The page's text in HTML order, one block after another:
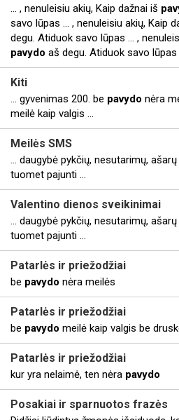
... , nenuleisiu akių, Kaip dažnai iš
savo lūpas ... , nenuleisiu akių, Kaip
degu. Atiduok savo lūpas ... ,
pavydo aš degu. Atiduok savo lūpas
Kiti
... gyvenimas 200. be pavydo nėra
meilė kaip valgis ...
Meilės SMS
... daugybė pykčių, nesutarimų, ašarų
tuomet pajunti ...
Valentino dienos sveikinimai
... daugybė pykčių, nesutarimų, ašarų
tuomet pajunti ...
Patarlės ir priežodžiai
be pavydo nėra meilės
Patarlės ir priežodžiai
be pavydo meilė kaip valgis be
Patarlės ir priežodžiai
kur yra nelaimė, ten nėra pavydo
Posakiai ir sparnuotos frazės